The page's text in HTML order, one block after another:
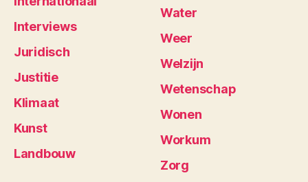
Interviews
Juridisch
Justitie
Klimaat
Kunst
Landbouw
Water
Weer
Welzijn
Wetenschap
Wonen
Workum
Zorg